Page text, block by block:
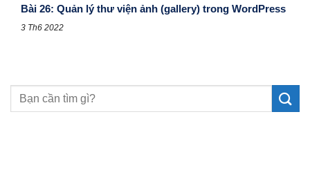
Bài 26: Quản lý thư viện ảnh (gallery) trong WordPress
3 Th6 2022